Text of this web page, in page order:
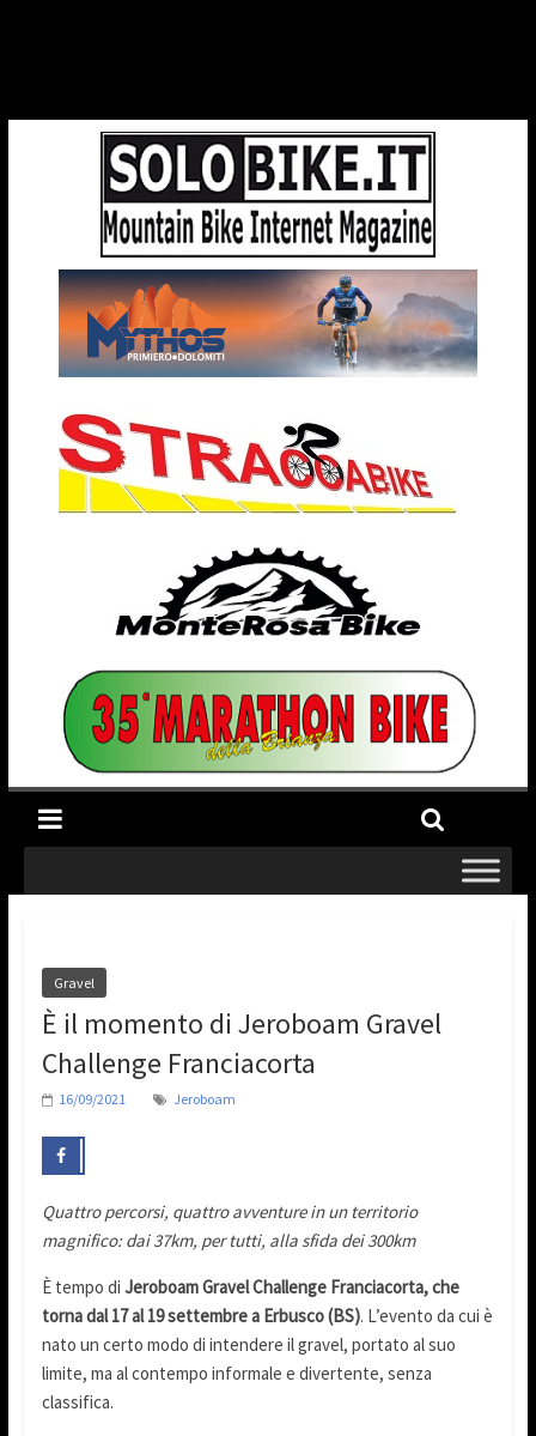
Gravel
È il momento di Jeroboam Gravel
Challenge Franciacorta
16/09/2021 Jeroboam
Quattro percorsi, quattro avventure in un territorio
magnifico: dai 37km, per tutti, alla sfida dei 300km
È tempo di Jeroboam Gravel Challenge Franciacorta, che
torna dal 17 al 19 settembre a Erbusco (BS). L’evento da cui è
nato un certo modo di intendere il gravel, portato al suo
limite, ma al contempo informale e divertente, senza
classifica.